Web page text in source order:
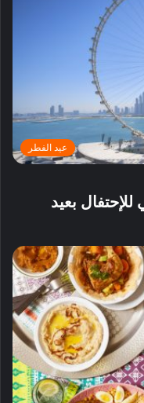
عيد الفطر
بعيد